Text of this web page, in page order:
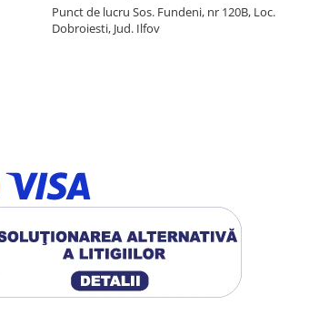
Punct de lucru Sos. Fundeni, nr 120B, Loc.
Dobroiesti, Jud. Ilfov